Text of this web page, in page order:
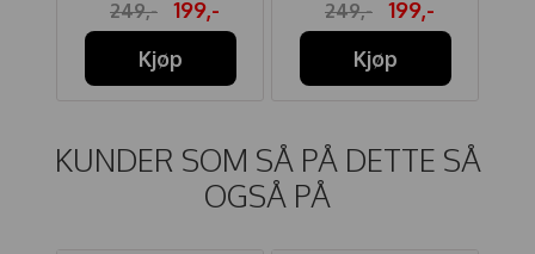
249,-
199,-
Kjøp
249,-
199,-
Kjøp
KUNDER SOM SÅ PÅ DETTE SÅ
OGSÅ PÅ